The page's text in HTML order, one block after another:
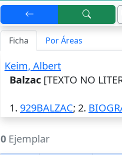
Ficha Por Áreas
Keim, Albert
Balzac [TEXTO NO
1. 929BALZAC; 2.
0 Ejemplar